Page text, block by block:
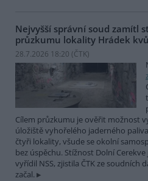
Nejvyšší správní soud zamítl
průzkumu lokality Hrádek
28.7.2026 18:20 (ČTK)
Cílem průzkumu je ověřit možnost
úložiště vyhořelého jaderného
čtyři lokality, všude se okolní
bez úspěchu. Stížnost Dolní
vyřídil NSS, zjistila ČTK ze soudních
začal.